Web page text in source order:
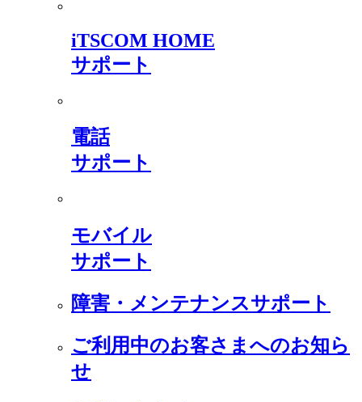
iTSCOM HOME
サポート
電話
サポート
モバイル
サポート
障害・メンテナンスサポート
ご利用中のお客さまへのお知ら
せ